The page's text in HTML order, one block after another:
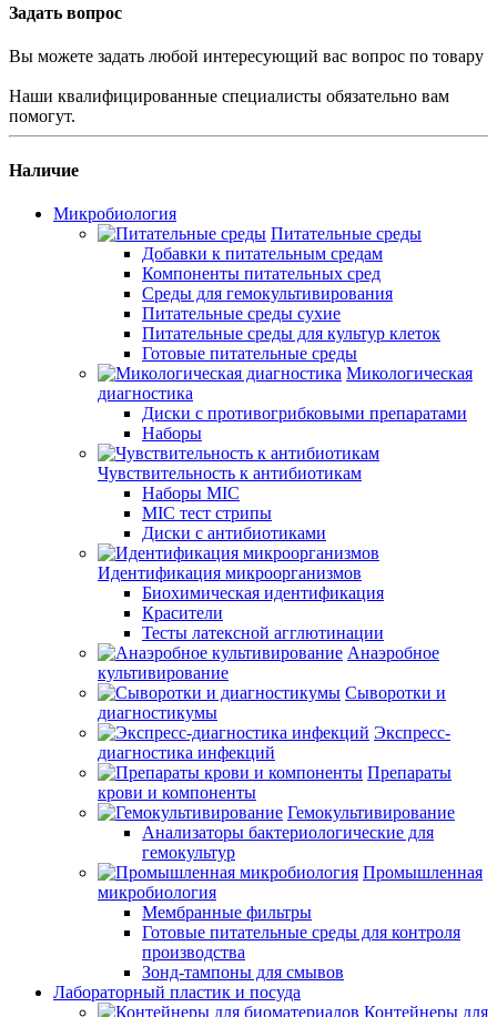
Задать вопрос
Вы можете задать любой интересующий вас вопрос по товару
Наши квалифицированные специалисты обязательно вам
помогут.
Наличие
Микробиология
Питательные среды
Добавки к питательным средам
Компоненты питательных сред
Среды для гемокультивирования
Питательные среды сухие
Питательные среды для культур клеток
Готовые питательные среды
Микологическая
диагностика
Диски с противогрибковыми препаратами
Наборы
Чувствительность к антибиотикам
Наборы MIC
MIC тест стрипы
Диски с антибиотиками
Идентификация микроорганизмов
Биохимическая идентификация
Красители
Тесты латексной агглютинации
Анаэробное
культивирование
Сыворотки и
диагностикумы
Экспресс-
диагностика инфекций
Препараты
крови и компоненты
Гемокультивирование
Анализаторы бактериологические для
гемокультур
Промышленная
микробиология
Мембранные фильтры
Готовые питательные среды для контроля
производства
Зонд-тампоны для смывов
Лабораторный пластик и посуда
Контейнеры для